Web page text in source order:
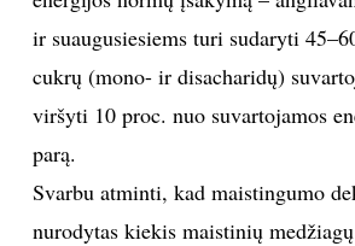
ir suaugusiesiems turi sudaryti
cukrų (mono- ir disacharidų)
viršyti 10 proc. nuo suvartojamos
parą.
Svarbu atminti, kad maistingumo
nurodytas kiekis maistinių